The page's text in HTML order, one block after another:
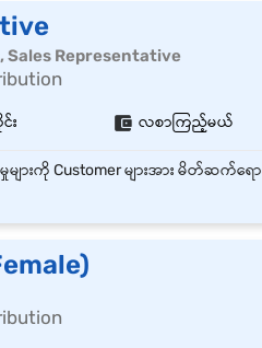
Sales Representative
း လစာကြည့်မယ်